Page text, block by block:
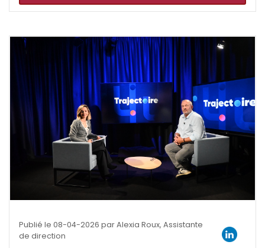
Publié le 08-04-2026 par Alexia Roux, Assistante
de direction